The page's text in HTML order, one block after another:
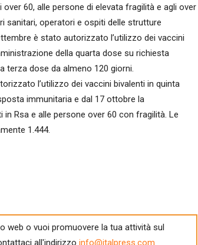
60, alle persone di elevata fragilità e agli over
sanitari, operatori e ospiti delle strutture
è stato autorizzato l’utilizzo dei vaccini
della quarta dose su richiesta
terza dose da almeno 120 giorni.
l’utilizzo dei vaccini bivalenti in quinta
immunitaria e dal 17 ottobre la
Rsa e alle persone over 60 con fragilità. Le
1.444.
web o vuoi promuovere la tua attività sul
all'indirizzo info@italpress.com